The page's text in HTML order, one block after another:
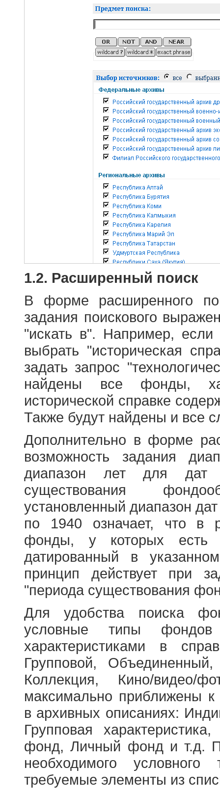
1.2. Расширенный поиск
В форме расширенного
задания поискового
"искать в". Например,
выбрать "историческая
задать запрос
найдены все фонды,
исторической справке
Также будут найдены и все
Дополнительно в форме
возможность задания
диапазон лет для
существования
установленный диапазон
по 1940 означает, что в
фонды, у которых есть
датированный в
принцип действует при
"периода существования
Для удобства поиска
условные типы
характеристиками в
Групповой,
Коллекция, Кино/
максимально приближены
в архивных описаниях:
Групповая
фонд, Личный фонд и т.д.
необходимого
требуемые элементы из